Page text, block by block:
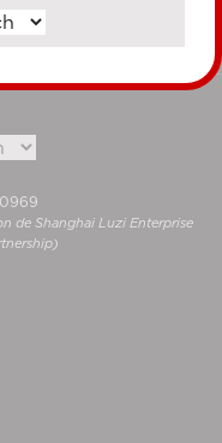
de Shanghai Luzi Enterprise